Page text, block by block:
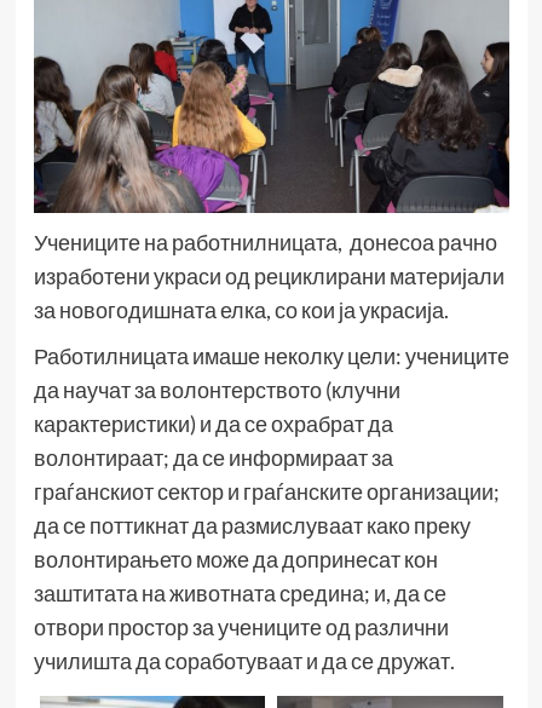
Учениците на работнилницата, донесоа рачно
изработени украси од рециклирани материјали
за новогодишната елка, со кои ја украсија.
Работилницата имаше неколку цели: учениците
да научат за волонтерството (клучни
карактеристики) и да се охрабрат да
волонтираат; да се информираат за
граѓанскиот сектор и граѓанските организации;
да се поттикнат да размислуваат како преку
волонтирањето може да допринесат кон
заштитата на животната средина; и, да се
отвори простор за учениците од различни
училишта да соработуваат и да се дружат.